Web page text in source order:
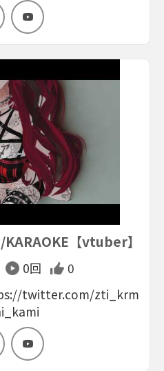
KARAOKE【vtuber】
0回
0
twitter.com/zti_krm